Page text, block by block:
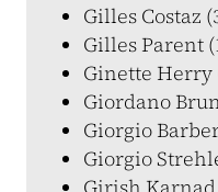
Gilles Costaz
Gilles Parent
Ginette Herry
Giordano
Giorgio
Giorgio